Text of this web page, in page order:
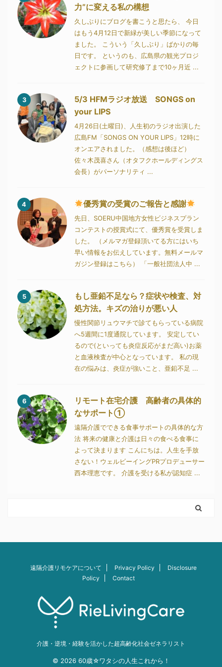
力”に変える私の構想
久しぶりにブログを書こうと思たら、 今日
はもう4月12日で新緑が美しい季節になって
ました。 こういう「久しぶり」ばかりの毎
日です。 というのも、広島県の観光プロジ
ェクトに参画して研究修了まで10ヶ月近 ...
3
5/3 HFMラジオ放送 SONGS on
your LIPS
4月26日(土曜日)、人生初のラジオ出演した
広島FM「SONGS ON YOUR LIPS」12時に
オンエアされました。（感想は後ほど）
佐々木茂喜さん（オタフクホールディングス
会長）がパーソナリティ ...
4 優秀賞の受賞のご報告と感謝
先日、SOERU中国地方女性ビジネスプラン
コンテストの授賞式にて、優秀賞を受賞しま
した。 （メルマガ登録頂いてる方にはいち
早い情報をお伝えしています。無料メールマ
ガジン登録はこちら） 「一般社団法人中 ...
5
もし亜鉛不足なら？症状や検査、対
処方法。キズの治りが悪い人
慢性関節リュウマチで診てもらっている病院
へ5週間に1度通院しています。 安定してい
るので(といっても炎症反応がまだ高い)お薬
と血液検査が中心となっています。 私の現
在の悩みは、炎症が強いこと、亜鉛不足 ...
6
リモート在宅介護 高齢者の具体的
なサポート①
遠隔介護でできる食事サポートの具体的な方
法 将来の健康と介護は日々の食べる食事に
よって決まります こんにちは。人生を手放
さない！ウェルビーイングPRプロデューサー
西本理恵です。 介護を受ける私が認知症 ...
遠隔介護リモケアについて Privacy Policy
Disclosure
Policy
Contact
介護・逆境・経験を活かした超高齢化社会ゼネラリスト
© 2026 60歳☆ワタシの人生これから！